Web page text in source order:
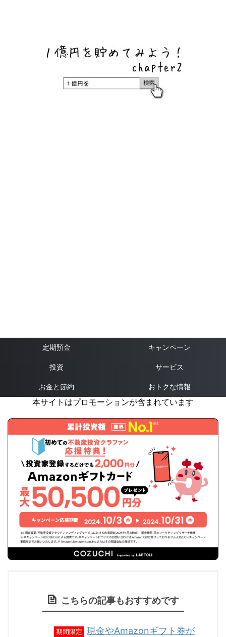
定期預金 キャンペーン
投資 サービス
お金と節約 おトクな情報
本サイトはプロモーションが含まれています
こちらの記事もおすすめです
期間限定
現金やAmazonギフト券が